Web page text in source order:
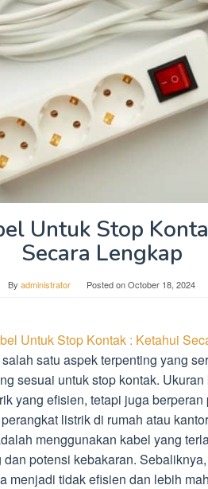
Untuk Stop
Secara Lengkap
By administrator Posted onOctober 18, 2024
Untuk Stop Kontak : Ketahui
satu aspek terpenting yang
sesuai untuk stop kontak.
yang efisien, tetapi juga
listrik di rumah atau
menggunakan kabel yang
potensi kebakaran.
menjadi tidak efisien dan lebih